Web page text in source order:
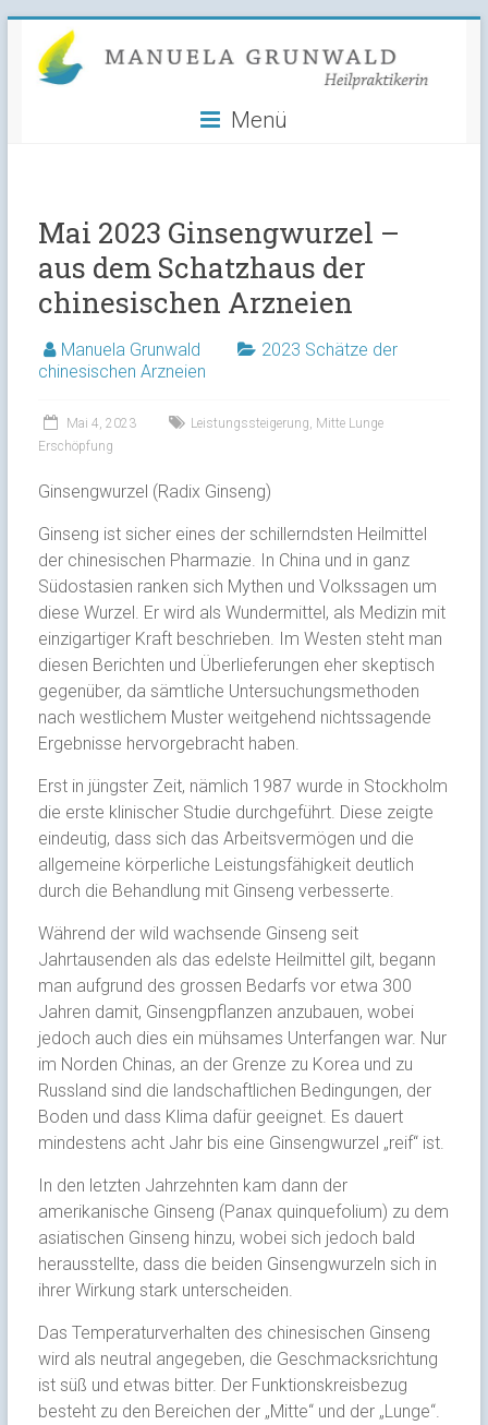
content
Manuela
Grunwald
Menü
Mai 2023 Ginsengwurzel –
aus dem Schatzhaus der
chinesischen Arzneien
Manuela Grunwald
2023 Schätze der
chinesischen Arzneien
Mai 4, 2023 Leistungssteigerung Mitte Lunge
Erschöpfung
Ginsengwurzel (Radix Ginseng)
Ginseng ist sicher eines der schillerndsten Heilmittel
der chinesischen Pharmazie. In China und in ganz
Südostasien ranken sich Mythen und Volkssagen um
diese Wurzel. Er wird als Wundermittel, als Medizin mit
einzigartiger Kraft beschrieben. Im Westen steht man
diesen Berichten und Überlieferungen eher skeptisch
gegenüber, da sämtliche Untersuchungsmethoden
nach westlichem Muster weitgehend nichtssagende
Ergebnisse hervorgebracht haben.
Erst in jüngster Zeit, nämlich 1987 wurde in Stockholm
die erste klinischer Studie durchgeführt. Diese zeigte
eindeutig, dass sich das Arbeitsvermögen und die
allgemeine körperliche Leistungsfähigkeit deutlich
durch die Behandlung mit Ginseng verbesserte.
Während der wild wachsende Ginseng seit
Jahrtausenden als das edelste Heilmittel gilt, begann
man aufgrund des grossen Bedarfs vor etwa 300
Jahren damit, Ginsengpflanzen anzubauen, wobei
jedoch auch dies ein mühsames Unterfangen war. Nur
im Norden Chinas, an der Grenze zu Korea und zu
Russland sind die landschaftlichen Bedingungen, der
Boden und dass Klima dafür geeignet. Es dauert
mindestens acht Jahr bis eine Ginsengwurzel „reif“ ist.
In den letzten Jahrzehnten kam dann der
amerikanische Ginseng (Panax quinquefolium) zu dem
asiatischen Ginseng hinzu, wobei sich jedoch bald
herausstellte, dass die beiden Ginsengwurzeln sich in
ihrer Wirkung stark unterscheiden.
Das Temperaturverhalten des chinesischen Ginseng
wird als neutral angegeben, die Geschmacksrichtung
ist süß und etwas bitter. Der Funktionskreisbezug
besteht zu den Bereichen der „Mitte“ und der „Lunge“.